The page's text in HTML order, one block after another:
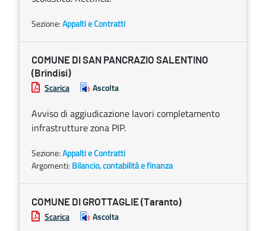
Sezione:Appalti e Contratti
COMUNE DI SAN PANCRAZIO SALENTINO
(Brindisi)
Scarica Ascolta
Avviso di aggiudicazione lavori completamento
infrastrutture zona PIP.
Sezione:Appalti e Contratti
Argomenti: Bilancio, contabilità e finanza
COMUNE DI GROTTAGLIE (Taranto)
Scarica Ascolta